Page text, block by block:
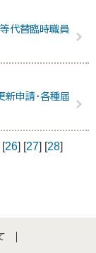
代替臨時職員
新申請・各種届
[26] [27] [28]